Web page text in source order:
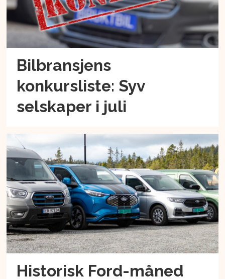
Bilbransjens
konkursliste: Syv
selskaper i juli
Historisk Ford-måned